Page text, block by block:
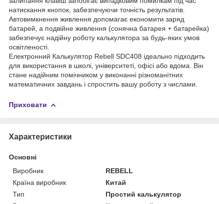
натискання кнопок, забезпечуючи точність результатів.
Автовимкнення живлення допомагає економити заряд
батарей, а подвійне живлення (сонячна батарея + батарейка)
забезпечує надійну роботу калькулятора за будь-яких умов
освітленості.
Електронний Калькулятор Rebell SDC408 ідеально підходить
для використання в школі, університеті, офісі або вдома. Він
стане надійним помічником у виконанні різноманітних
математичних завдань і спростить вашу роботу з числами.
Приховати
Характеристики
Основні
Виробник
REBELL
Країна виробник
Китай
Тип
Простий калькулятор